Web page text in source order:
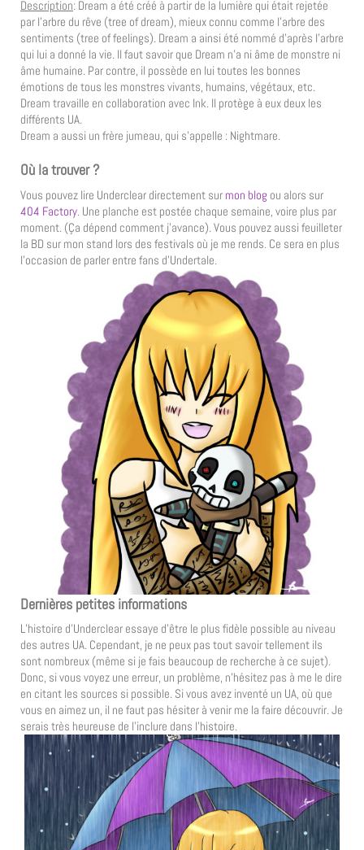
Description: Dream a été créé à partir de la lumière qui était rejetée
par l’arbre du rêve (tree of dream), mieux connu comme l’arbre des
sentiments (tree of feelings). Dream a ainsi été nommé d’après l’arbre
qui lui a donné la vie. Il faut savoir que Dream n’a ni âme de monstre ni
âme humaine. Par contre, il possède en lui toutes les bonnes
émotions de tous les monstres vivants, humains, végétaux, etc.
Dream travaille en collaboration avec Ink. Il protège à eux deux les
différents UA.
Dream a aussi un frère jumeau, qui s’appelle : Nightmare.
Où la trouver ?
Vous pouvez lire Underclear directement sur mon blog ou alors sur
404 Factory. Une planche est postée chaque semaine, voire plus par
moment. (Ça dépend comment j’avance). Vous pouvez aussi feuilleter
la BD sur mon stand lors des festivals où je me rends. Ce sera en plus
l’occasion de parler entre fans d’Undertale.
Dernières petites informations
L’histoire d’Underclear essaye d’être le plus fidèle possible au niveau
des autres UA. Cependant, je ne peux pas tout savoir tellement ils
sont nombreux (même si je fais beaucoup de recherche à ce sujet).
Donc, si vous voyez une erreur, un problème, n’hésitez pas à me le dire
en citant les sources si possible. Si vous avez inventé un UA, où que
vous en aimez un, il ne faut pas hésiter à venir me la faire découvrir. Je
serais très heureuse de l’inclure dans l’histoire.